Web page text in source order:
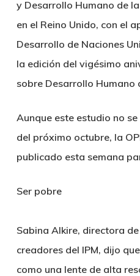
y Desarrollo Humano de
en el Reino Unido, con el
Desarrollo de Naciones
la edición del vigésimo
sobre Desarrollo Humano
Aunque este estudio no
del próximo octubre, la
publicado esta semana
Ser pobre
Sabina Alkire, directora
creadores del IPM, dijo
como una lente de alta